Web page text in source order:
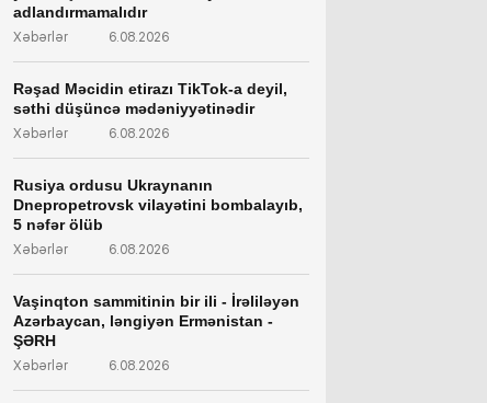
adlandırmamalıdır
Xəbərlər 6.08.2026
Rəşad Məcidin etirazı TikTok-a deyil,
səthi düşüncə mədəniyyətinədir
Xəbərlər 6.08.2026
Rusiya ordusu Ukraynanın
Dnepropetrovsk vilayətini bombalayıb,
5 nəfər ölüb
Xəbərlər 6.08.2026
Vaşinqton sammitinin bir ili - İrəliləyən
Azərbaycan, ləngiyən Ermənistan -
ŞƏRH
Xəbərlər 6.08.2026